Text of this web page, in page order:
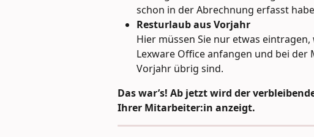
schon in der Abrechnung erfasst
Resturlaub aus Vorjahr
Hier müssen Sie nur etwas
Lexware Office anfangen und bei
Vorjahr übrig sind.
Das war’s! Ab jetzt wird der
Ihrer Mitarbeiter:in anzeigt.